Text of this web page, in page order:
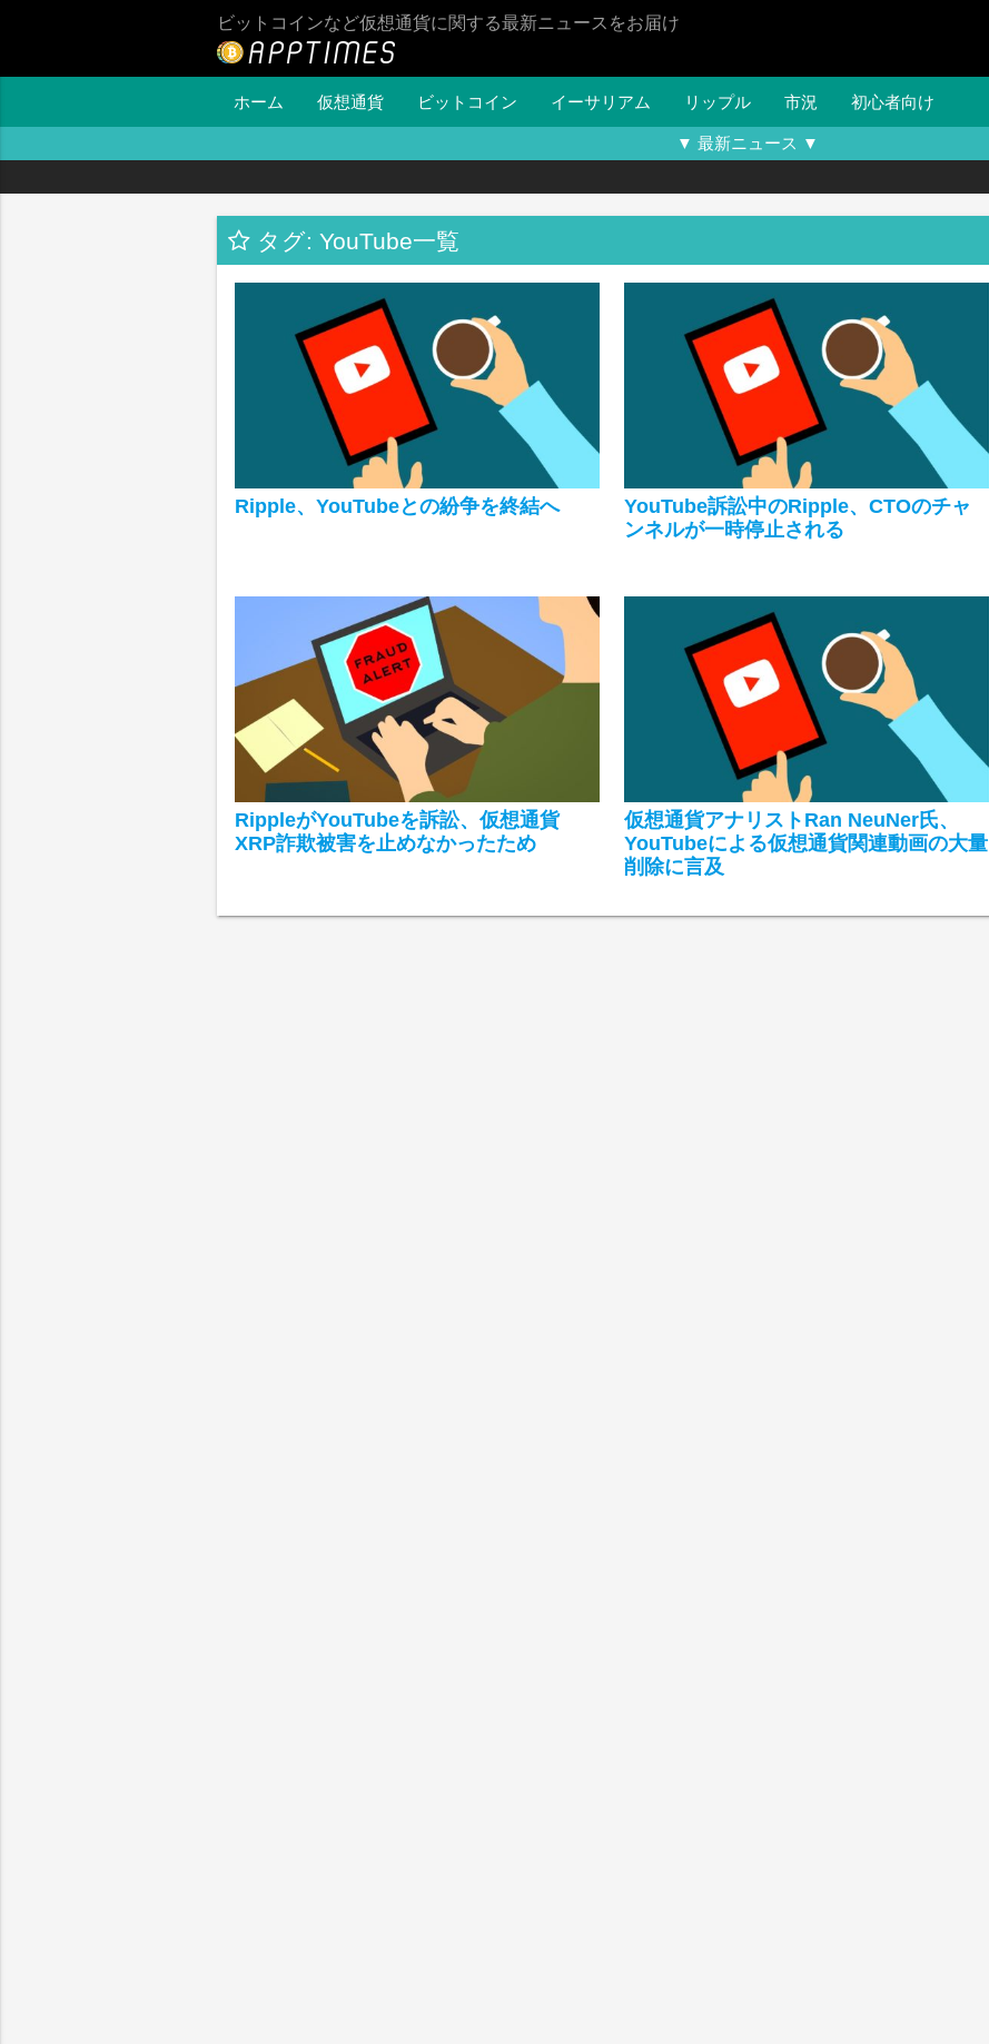
ビットコインなど仮想通貨に関する最新ニュースをお届け
ホーム 仮想通貨 ビットコイン イーサリアム リップル 市況 初心者向け
▼ 最新ニュース ▼
タグ: YouTube一覧
Ripple、YouTubeとの紛争を終結へ
YouTube訴訟中のRipple、CTOのチャ
ンネルが一時停止される
RippleがYouTubeを訴訟、仮想通貨
XRP詐欺被害を止めなかったため
仮想通貨アナリストRan NeuNer氏、
YouTubeによる仮想通貨関連動画の大量
削除に言及